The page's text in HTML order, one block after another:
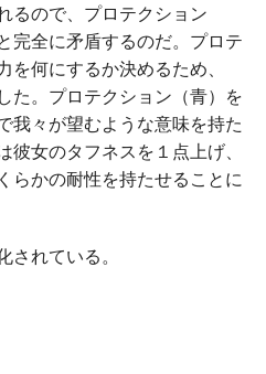
るので、プロテクション
完全に矛盾するのだ。プロテ
何にするか決めるため、
た。プロテクション（青）を
我々が望むような意味を持た
女のタフネスを１点上げ、
らかの耐性を持たせることに
れている。